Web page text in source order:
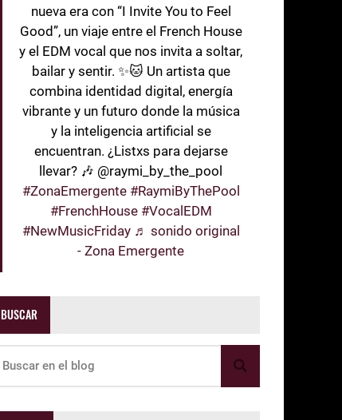
nueva era con “I Invite You to Feel
Good”, un viaje entre el French House
y el EDM vocal que nos invita a soltar,
bailar y sentir. ✨🐱 Un artista que
combina identidad digital, energía
vibrante y un futuro donde la música
y la inteligencia artificial se
encuentran. ¿Listxs para dejarse
llevar? 🎶 @raymi_by_the_pool
#ZonaEmergente #RaymiByThePool
#FrenchHouse #VocalEDM
#NewMusicFriday ♬ sonido original
- Zona Emergente
BUSCAR